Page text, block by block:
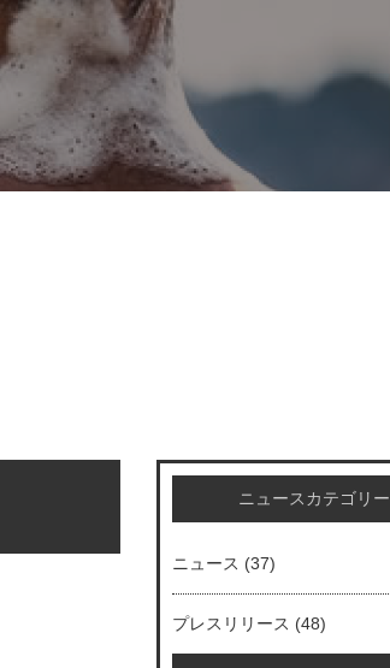
ニュースカテゴリー
ニュース (37)
プレスリリース (48)